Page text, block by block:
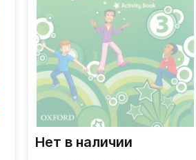
Нет в наличии